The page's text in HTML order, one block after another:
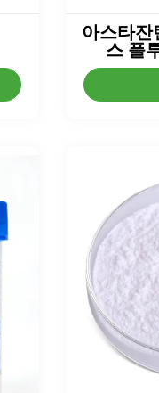
아스타잔
스 플